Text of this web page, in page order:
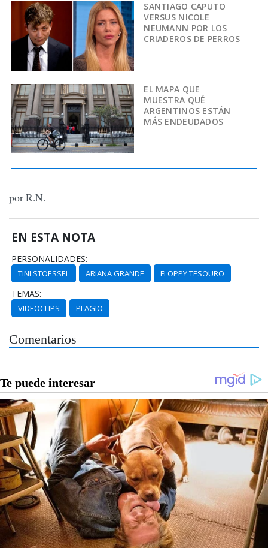
SANTIAGO CAPUTO
VERSUS NICOLE
NEUMANN POR LOS
CRIADEROS DE PERROS
EL MAPA QUE
MUESTRA QUÉ
ARGENTINOS ESTÁN
MÁS ENDEUDADOS
por R.N.
EN ESTA NOTA
PERSONALIDADES:
TINI STOESSEL ARIANA GRANDE FLOPPY TESOURO
TEMAS:
VIDEOCLIPS PLAGIO
Comentarios